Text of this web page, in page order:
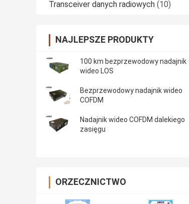
Transceiver danych radiowych (10)
NAJLEPSZE PRODUKTY
100 km bezprzewodowy nadajnik
wideo LOS
Bezprzewodowy nadajnik wideo
COFDM
Nadajnik wideo COFDM dalekiego
zasięgu
ORZECZNICTWO